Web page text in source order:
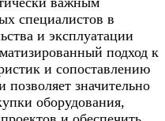
специалистов в
и эксплуатации
подход к
и сопоставлению
значительно
оборудования,